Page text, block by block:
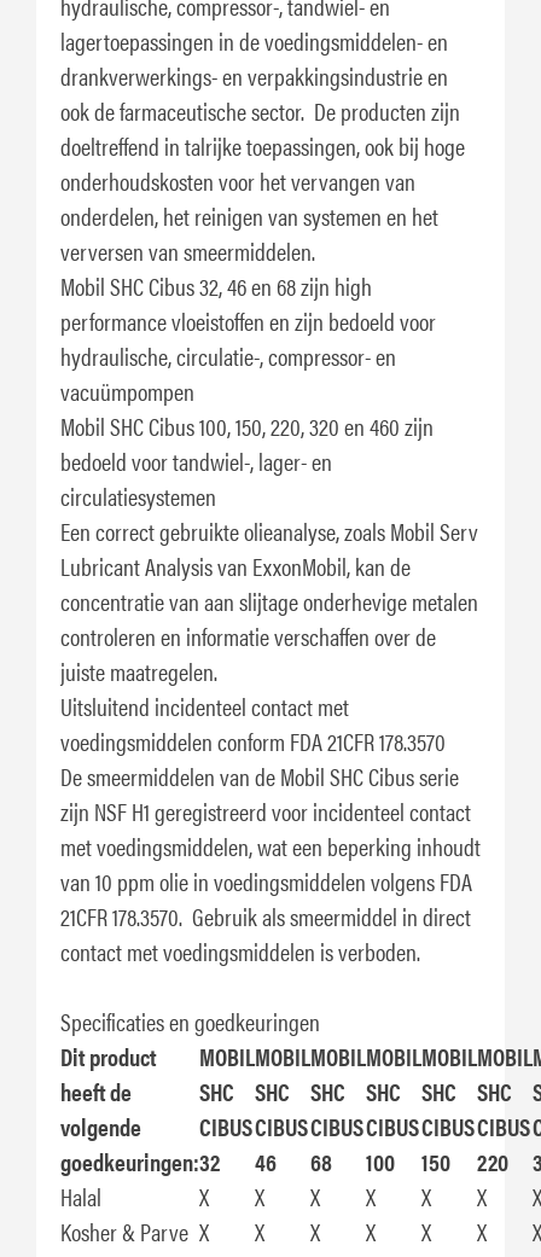
lagertoepassingen in de voedingsmiddelen- en
drankverwerkings- en verpakkingsindustrie en
ook de farmaceutische sector. De producten zijn
doeltreffend in talrijke toepassingen, ook bij hoge
onderhoudskosten voor het vervangen van
onderdelen, het reinigen van systemen en het
verversen van smeermiddelen.
Mobil SHC Cibus 32, 46 en 68 zijn high
performance vloeistoffen en zijn bedoeld voor
hydraulische, circulatie-, compressor- en
vacuümpompen
Mobil SHC Cibus 100, 150, 220, 320 en 460 zijn
bedoeld voor tandwiel-, lager- en
circulatiesystemen
Een correct gebruikte olieanalyse, zoals Mobil Serv
Lubricant Analysis van ExxonMobil, kan de
concentratie van aan slijtage onderhevige metalen
controleren en informatie verschaffen over de
juiste maatregelen.
Uitsluitend incidenteel contact met
voedingsmiddelen conform FDA 21CFR 178.3570
De smeermiddelen van de Mobil SHC Cibus serie
zijn NSF H1 geregistreerd voor incidenteel contact
met voedingsmiddelen, wat een beperking inhoudt
van 10 ppm olie in voedingsmiddelen volgens FDA
21CFR 178.3570. Gebruik als smeermiddel in direct
contact met voedingsmiddelen is verboden.
Specificaties en goedkeuringen
Dit product
heeft de
volgende
goedkeuringen:
MOBIL
SHC
CIBUS
32
MOBIL
SHC
CIBUS
46
MOBIL
SHC
CIBUS
68
MOBIL
SHC
CIBUS
100
MOBIL
SHC
CIBUS
150
MOBIL
SHC
CIBUS
220
Halal
X X X X X X
X
Kosher & Parve X X X X X X
X